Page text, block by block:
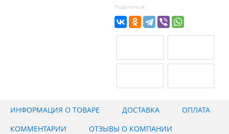
Поделиться:
ИНФОРМАЦИЯ О ТОВАРЕ ДОСТАВКА
ОПЛАТА
КОММЕНТАРИИ
ОТЗЫВЫ О КОМПАНИИ